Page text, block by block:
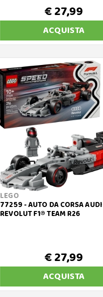
€ 27,99
ACQUISTA
LEGO
77259 - AUTO DA CORSA AUDI
REVOLUT F1® TEAM R26
€ 27,99
ACQUISTA